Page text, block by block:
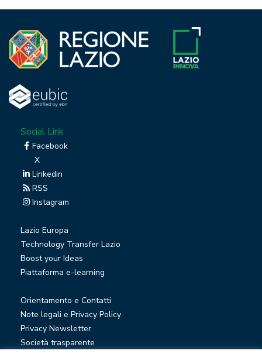
Social Link
Facebook
X
Linkedin
RSS
Instagram
Lazio Europa
Technology Transfer Lazio
Boost your Ideas
Piattaforma e-learning
Orientamento e Contatti
Note legali e Privacy Policy
Privacy Newsletter
Società trasparente